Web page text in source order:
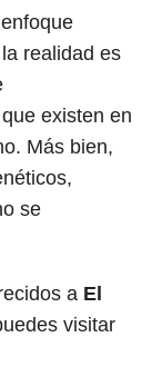
realidad es
existen en
Más bien,
se
a El
visitar